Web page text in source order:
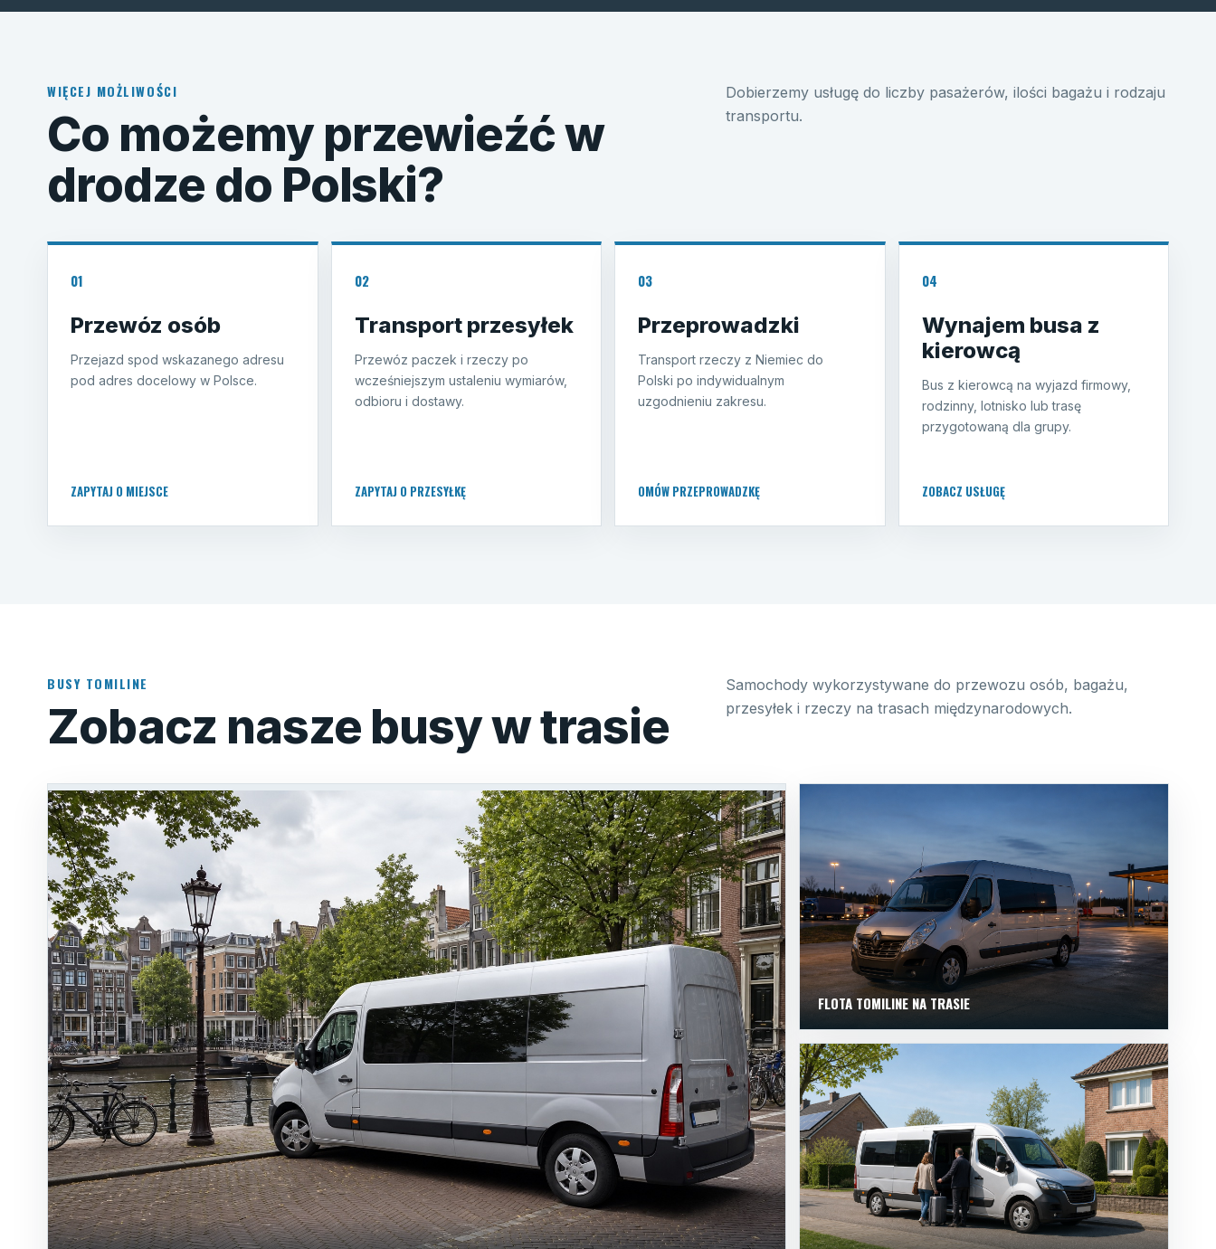
WIĘCEJ MOŻLIWOŚCI
Co możemy przewieźć w
drodze do Polski?
Dobierzemy usługę do liczby pasażerów, ilości bagażu i rodzaju
transportu.
01
Przewóz osób
Przejazd spod wskazanego adresu
pod adres docelowy w Polsce.
ZAPYTAJ O MIEJSCE
02
Transport przesyłek
Przewóz paczek i rzeczy po
wcześniejszym ustaleniu wymiarów,
odbioru i dostawy.
ZAPYTAJ O PRZESYŁKĘ
03
Przeprowadzki
Transport rzeczy z Niemiec do
Polski po indywidualnym
uzgodnieniu zakresu.
OMÓW PRZEPROWADZKĘ
04
Wynajem busa z
kierowcą
Bus z kierowcą na wyjazd firmowy,
rodzinny, lotnisko lub trasę
przygotowaną dla grupy.
ZOBACZ USŁUGĘ
BUSY TOMILINE
Zobacz nasze busy w trasie
Samochody wykorzystywane do przewozu osób, bagażu,
przesyłek i rzeczy na trasach międzynarodowych.
FLOTA TOMILINE NA TRASIE